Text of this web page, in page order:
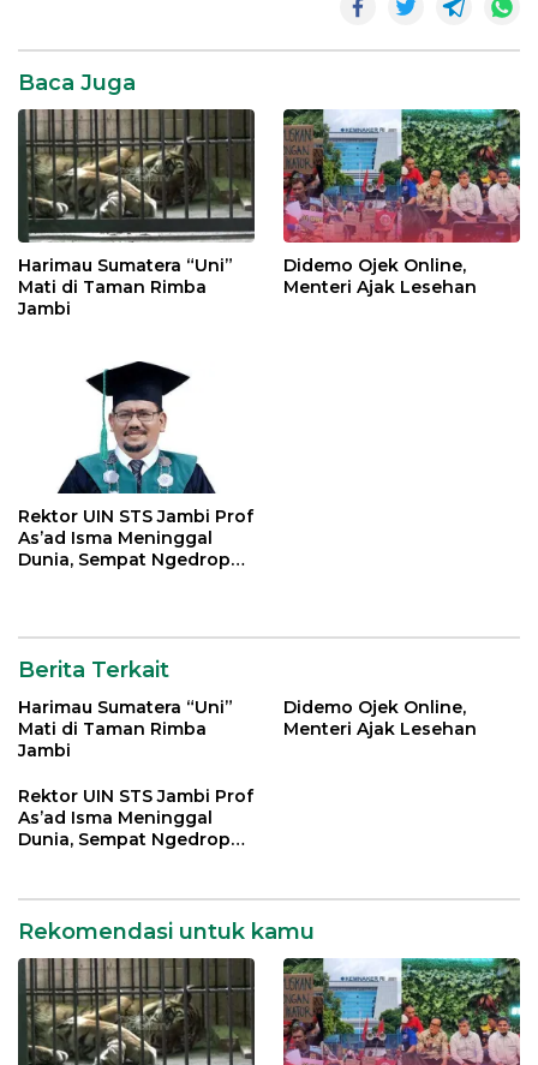
Baca Juga
Harimau Sumatera “Uni”
Mati di Taman Rimba
Jambi
Didemo Ojek Online,
Menteri Ajak Lesehan
Rektor UIN STS Jambi Prof
As’ad Isma Meninggal
Dunia, Sempat Ngedrop
Berita Terkait
Harimau Sumatera “Uni”
Mati di Taman Rimba
Jambi
Didemo Ojek Online,
Menteri Ajak Lesehan
Rektor UIN STS Jambi Prof
As’ad Isma Meninggal
Dunia, Sempat Ngedrop
Rekomendasi untuk kamu